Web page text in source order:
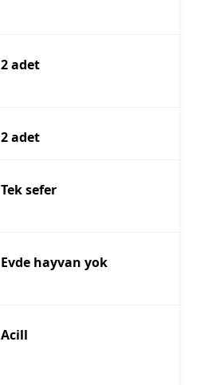
2 adet
2 adet
Tek sefer
Evde hayvan yok
Acill